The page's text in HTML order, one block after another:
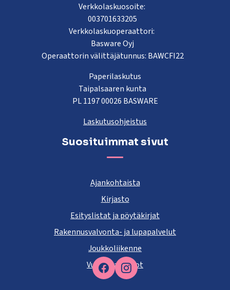
Facebook
Verkkolaskuosoite:
003701633205
Verkkolaskuoperaattori:
Basware Oyj
Operaattorin välittäjätunnus: BAWCFI22
Paperilaskutus
Taipalsaaren kunta
PL 1197 00026 BASWARE
Laskutusohjeistus
Suosituimmat sivut
Ajankohtaista
Kirjasto
Esityslistat ja pöytäkirjat
Rakennusvalvonta- ja lupapalvelut
Joukkoliikenne
Vuokra-asunnot